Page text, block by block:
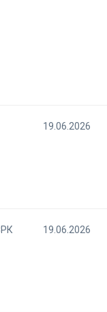
19.06.2026
19.06.2026